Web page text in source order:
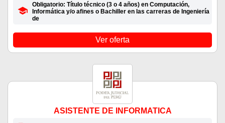
Obligatorio: Título técnico (3 o 4 años) en Computación,
Informática y/o afines o Bachiller en las carreras de Ingeniería
de
Ver oferta
ASISTENTE DE INFORMATICA